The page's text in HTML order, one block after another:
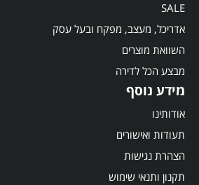
SALE
אדריכל, מעצב, מפקח ובעל עסק
השוואת מוצרים
מבצע הכל לדירה
מידע נוסף
אודותינו
תעודות ואישורים
הצהרת נגישות
תקנון ותנאי שימוש